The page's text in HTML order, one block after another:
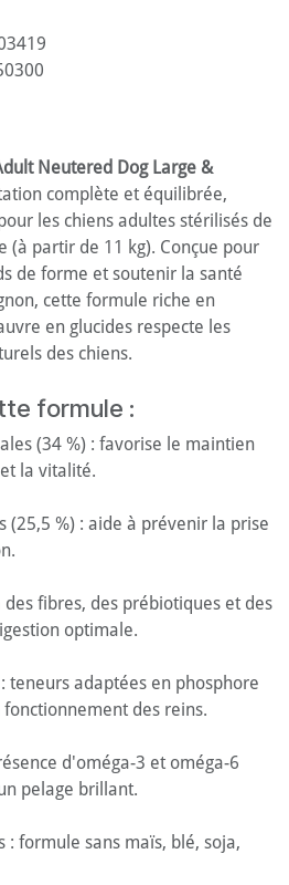
Neutered Dog Large &
complète et équilibrée,
les chiens adultes stérilisés de
(à partir de 11 kg). Conçue pour
de forme et soutenir la santé
cette formule riche en
en glucides respecte les
des chiens.
formule :
(34 %) : favorise le maintien
la vitalité.
(25,5 %) : aide à prévenir la prise
fibres, des prébiotiques et des
optimale.
teneurs adaptées en phosphore
des reins.
d'oméga-3 et oméga-6
pelage brillant.
: formule sans maïs, blé, soja,